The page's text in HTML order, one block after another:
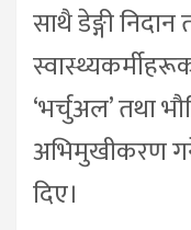
साथै डेङ्गी
‘भर्चुअल’ तथा
अभिमुखीकरण
दिए।